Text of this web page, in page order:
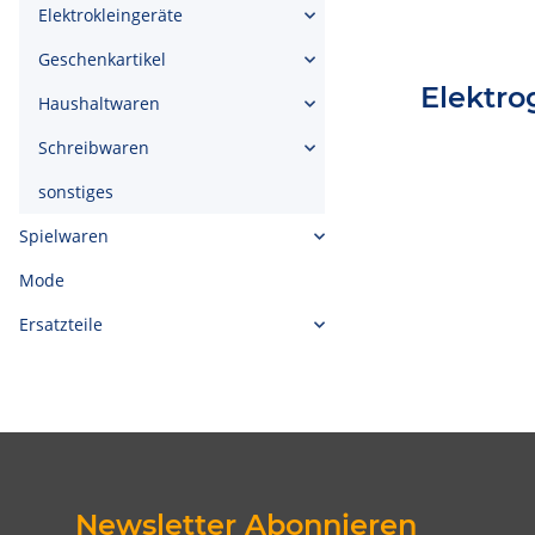
Elektrokleingeräte
Geschenkartikel
Haushaltwaren
Schreibwaren
sonstiges
Spielwaren
Mode
Ersatzteile
Newsletter Abonnieren